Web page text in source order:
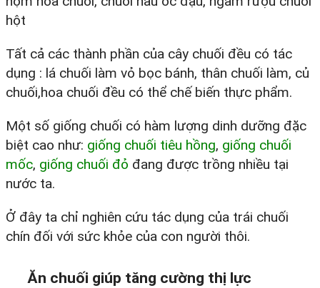
hột
Tất cả các thành phần của cây chuối đều có tác
dụng : lá chuối làm vỏ bọc bánh, thân chuối làm, củ
chuối,hoa chuối đều có thể chế biến thực phẩm.
Một số giống chuối có hàm lượng dinh dưỡng đặc
biệt cao như: giống chuối tiêu hồng, giống chuối
mốc, giống chuối đỏ đang được trồng nhiều tại
nước ta.
Ở đây ta chỉ nghiên cứu tác dụng của trái chuối
chín đối với sức khỏe của con người thôi.
Ăn chuối giúp tăng cường thị lực